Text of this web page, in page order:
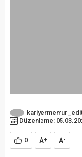
Düzenleme:
0 A+ A-